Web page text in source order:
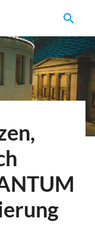
search